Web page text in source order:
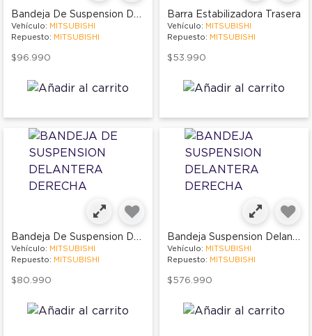
Bandeja De Suspension Delantera Derecha
Vehículo: MITSUBISHI
Repuesto: MITSUBISHI
$96.990
Barra Estabilizadora Trasera
Vehículo: MITSUBISHI
Repuesto: MITSUBISHI
$53.990
Bandeja De Suspension Delantera Derecha
Vehículo: MITSUBISHI
Repuesto: MITSUBISHI
$80.990
Bandeja Suspension Delantera Derecha
Vehículo: MITSUBISHI
Repuesto: MITSUBISHI
$576.990